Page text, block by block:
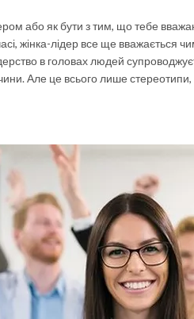
або як бути з тим, що тебе
жінка-лідер все ще вважається
в головах людей
Але це всього лише